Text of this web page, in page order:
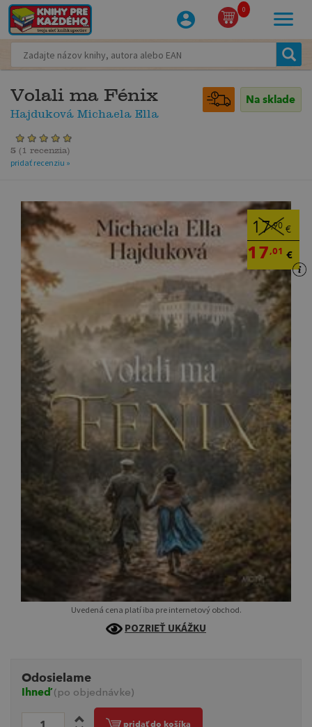
0
Volali ma Fénix
Hajduková Michaela Ella
Na sklade
5 ( 1 recenzia)
pridať recenziu »
17,90 €
17,01 €
Uvedená cena platí iba pre internetový obchod.
POZRIEŤ UKÁŽKU
Odosielame
Ihneď(po objednávke)
pridať do košíka